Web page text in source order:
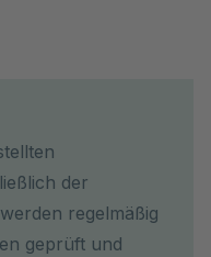
der
regelmäßig
geprüft und